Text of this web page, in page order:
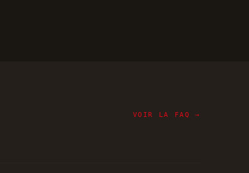
VOIR LA FAQ →